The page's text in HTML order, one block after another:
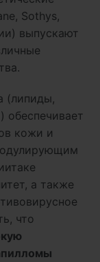
Sothys,
выпускают
(липиды,
обеспечивает
кожи и
а также
что